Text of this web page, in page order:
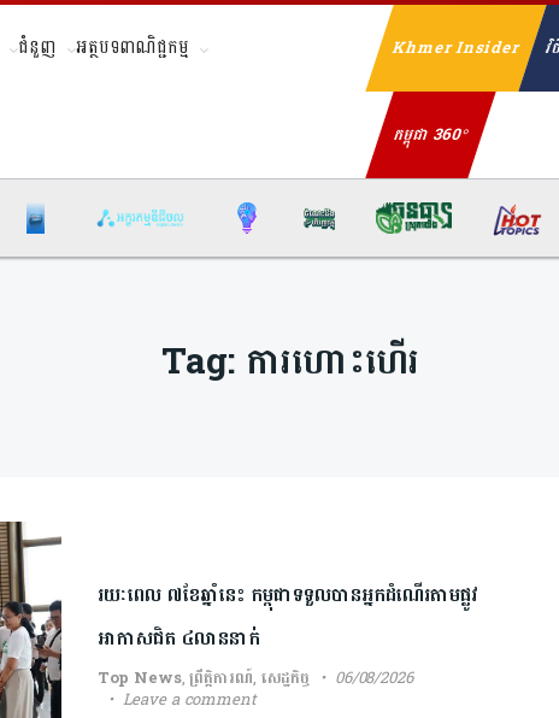
ជំនួញ អត្ថបទពាណិជ្ជកម្ម Khmer Insider វិ
កម្ពុជា 360°
Tag: ការហោះហើរ
រយៈពេល ៧ខែឆ្នាំនេះ កម្ពុជាទទួលបានអ្នកដំណើរតាមផ្លូវ
អាកាសជិត ៤លាននាក់
Top News,ព្រឹត្តិការណ៍, សេដ្ឋកិច្ច 06/08/2026
Leave a comment